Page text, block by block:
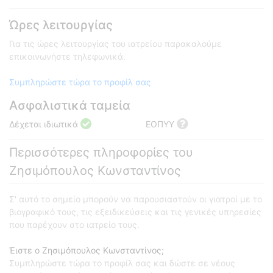
Ώρες λειτουργίας
Για τις ώρες λειτουργίας του ιατρείου παρακαλούμε
επικοινωνήστε τηλεφωνικά.
Συμπληρώστε τώρα το προφίλ σας
Ασφαλιστικά ταμεία
Δέχεται ιδιωτικά ΕΟΠΥΥ
Περισσότερες πληροφορίες του
Ζησιμόπουλος Κωνσταντίνος
Σ' αυτό το σημείο μπορούν να παρουσιαστούν οι γιατροί με το
βιογραφικό τους, τις εξειδικεύσεις και τις γενικές υπηρεσίες
που παρέχουν στο ιατρείο τους.
Έιστε ο Ζησιμόπουλος Κωνσταντίνος;
Συμπληρώστε τώρα το προφίλ σας και δώστε σε νέους